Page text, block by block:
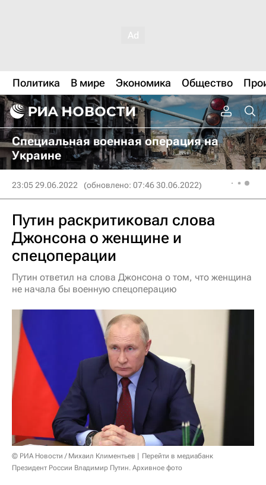
Политика В мире Экономика Общество
Специальная военная операция на
Украине
23:05 29.06.2022 (обновлено: 07:46 30.06.2022)
Путин раскритиковал слова
Джонсона о женщине и
спецоперации
Путин ответил на слова Джонсона о том, что женщина
не начала бы военную спецоперацию
© РИА Новости / Михаил Климентьев
Перейти в медиабанк
Президент России Владимир Путин. Архивное фото